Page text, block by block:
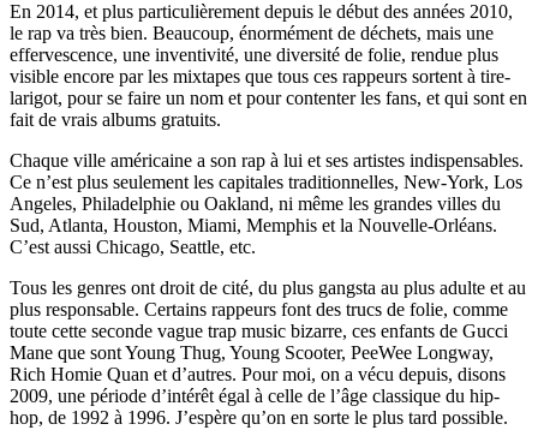
En 2014, et plus particulièrement depuis le début des années 2010,
le rap va très bien. Beaucoup, énormément de déchets, mais une
effervescence, une inventivité, une diversité de folie, rendue plus
visible encore par les mixtapes que tous ces rappeurs sortent à tire-
larigot, pour se faire un nom et pour contenter les fans, et qui sont en
fait de vrais albums gratuits.
Chaque ville américaine a son rap à lui et ses artistes indispensables.
Ce n’est plus seulement les capitales traditionnelles, New-York, Los
Angeles, Philadelphie ou Oakland, ni même les grandes villes du
Sud, Atlanta, Houston, Miami, Memphis et la Nouvelle-Orléans.
C’est aussi Chicago, Seattle, etc.
Tous les genres ont droit de cité, du plus gangsta au plus adulte et au
plus responsable. Certains rappeurs font des trucs de folie, comme
toute cette seconde vague trap music bizarre, ces enfants de Gucci
Mane que sont Young Thug, Young Scooter, PeeWee Longway,
Rich Homie Quan et d’autres. Pour moi, on a vécu depuis, disons
2009, une période d’intérêt égal à celle de l’âge classique du hip-
hop, de 1992 à 1996. J’espère qu’on en sorte le plus tard possible.